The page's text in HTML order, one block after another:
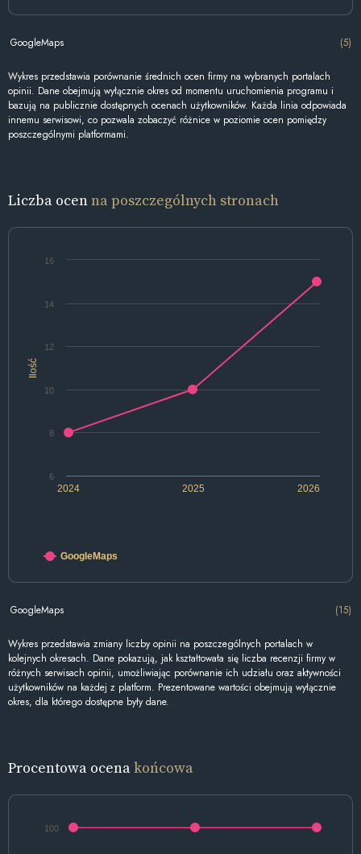
GoogleMaps (5)
Wykres przedstawia porównanie średnich ocen firmy na wybranych portalach
opinii. Dane obejmują wyłącznie okres od momentu uruchomienia programu i
bazują na publicznie dostępnych ocenach użytkowników. Każda linia odpowiada
innemu serwisowi, co pozwala zobaczyć różnice w poziomie ocen pomiędzy
poszczególnymi platformami.
Liczba ocenna poszczególnych stronach
Ilość
2024 2025 2026
6
8
10
12
14
16
GoogleMaps
GoogleMaps (15)
Wykres przedstawia zmiany liczby opinii na poszczególnych portalach w
kolejnych okresach. Dane pokazują, jak kształtowała się liczba recenzji firmy w
różnych serwisach opinii, umożliwiając porównanie ich udziału oraz aktywności
użytkowników na każdej z platform. Prezentowane wartości obejmują wyłącznie
okres, dla którego dostępne były dane.
Procentowa ocenakońcowa
100